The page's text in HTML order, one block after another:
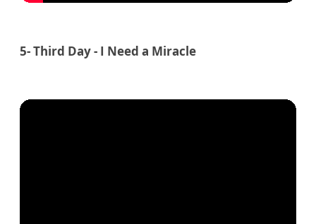
5- Third Day - I Need a Miracle